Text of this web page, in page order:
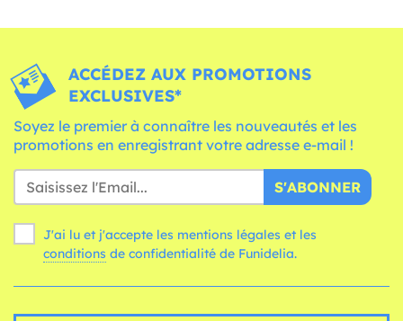
ACCÉDEZ AUX PROMOTIONS
EXCLUSIVES*
Soyez le premier à connaître les nouveautés et les
promotions en enregistrant votre adresse e-mail !
S'ABONNER
J'ai lu et j'accepte les mentions légales et les
conditions de confidentialité de Funidelia.